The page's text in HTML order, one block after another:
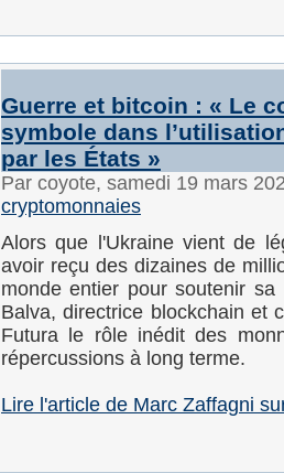
Guerre et bitcoin : « Le
symbole dans
par les États »
Par coyote, samedi 19 mars
cryptomonnaies
Alors que l'Ukraine vient de
avoir reçu des dizaines de
monde entier pour soutenir
Balva, directrice blockchain et
Futura le rôle inédit des
répercussions à long terme.
Lire l'article de Marc Zaffagni